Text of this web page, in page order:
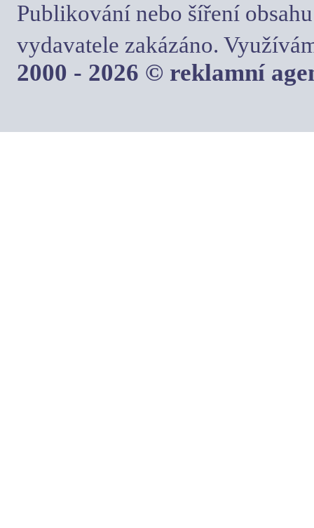
Publikování nebo šíření
vydavatele zakázáno.
2000 - 2026 © reklamní